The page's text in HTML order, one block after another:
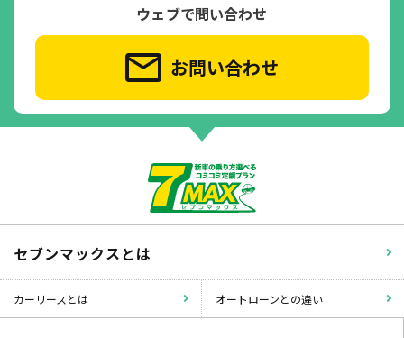
ウェブで問い合わせ
お問い合わせ
セブンマックスとは
カーリースとは オートローンとの違い